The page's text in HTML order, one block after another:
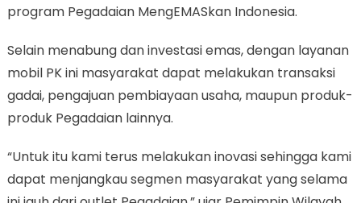
program Pegadaian MengEMASkan Indonesia.
Selain menabung dan investasi emas, dengan layanan
mobil PK ini masyarakat dapat melakukan transaksi
gadai, pengajuan pembiayaan usaha, maupun produk-
produk Pegadaian lainnya.
“Untuk itu kami terus melakukan inovasi sehingga kami
dapat menjangkau segmen masyarakat yang selama